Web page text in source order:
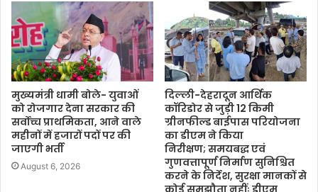
मुख्यमंत्री धामी बोले- युवाओं
को रोजगार देना सरकार की
सर्वोच्च प्राथमिकता, आने वाले
महीनों में हजारों पदों पर की
जाएगी भर्ती
August 6, 2026
दिल्ली-देहरादून आर्थिक
कॉरिडोर से जुड़ी 12 किमी
ग्रीनफील्ड बाईपास परियोजना
का डीएम ने किया
निरीक्षण; समयबद्ध एवं
गुणवत्तापूर्ण निर्माण सुनिश्चित
करने के निर्देश, सुरक्षा मानकों से
कोई समझौता नहींः डीएम